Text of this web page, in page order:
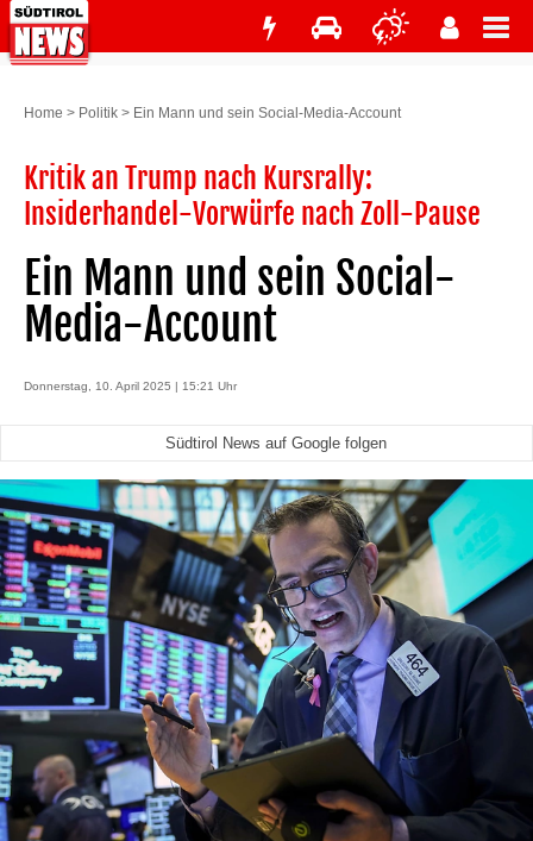
Home > Politik > Ein Mann und sein Social-Media-Account
Kritik an Trump nach Kursrally:
Insiderhandel-Vorwürfe nach Zoll-Pause
Ein Mann und sein Social-
Media-Account
Donnerstag, 10. April 2025 | 15:21 Uhr
Südtirol News auf Google folgen